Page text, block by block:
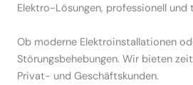
Elektro-Lösungen, professionell und
Ob moderne Elektroinstallationen
Störungsbehebungen. Wir bieten
Privat- und Geschäftskunden.